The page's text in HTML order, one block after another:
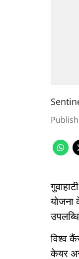
योजना
विश्व
केयर